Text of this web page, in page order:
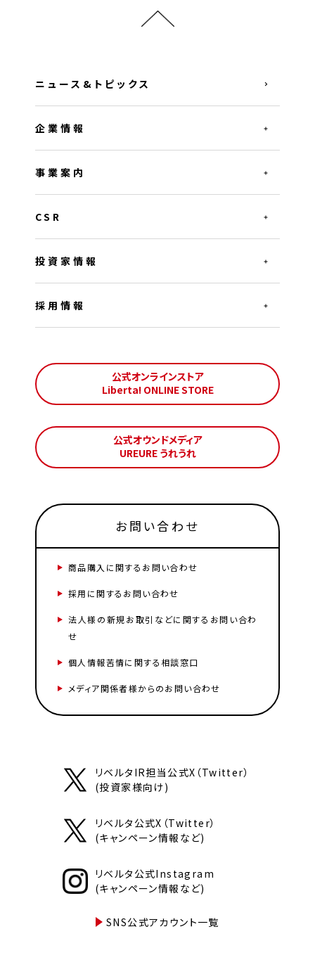
ニュース&トピックス
企業情報
事業案内
CSR
投資家情報
採用情報
公式オンラインストア
Liberta! ONLINE STORE
公式オウンドメディア
UREURE うれうれ
お問い合わせ
商品購入に関するお問い合わせ
採用に関するお問い合わせ
法人様の新規お取引などに関するお問い合わ
せ
個人情報苦情に関する相談窓口
メディア関係者様からのお問い合わせ
リベルタIR担当公式X（Twitter）
(投資家様向け)
リベルタ公式X（Twitter）
(キャンペーン情報など)
リベルタ公式Instagram
(キャンペーン情報など)
SNS公式アカウント一覧